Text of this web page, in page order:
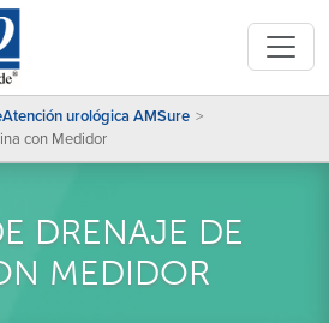
urológica AMSure
con Medidor
DRENAJE DE
MEDIDOR